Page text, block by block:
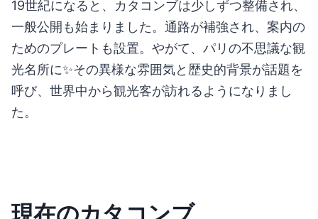
19世紀になると、カタコンブは少しずつ整備され、
一般公開も始まりました。通路が補強され、案内の
ためのプレートも設置。やがて、パリの不思議な観
光名所に✨その異様な雰囲気と歴史的背景が話題を
呼び、世界中から観光客が訪れるようになりまし
た。